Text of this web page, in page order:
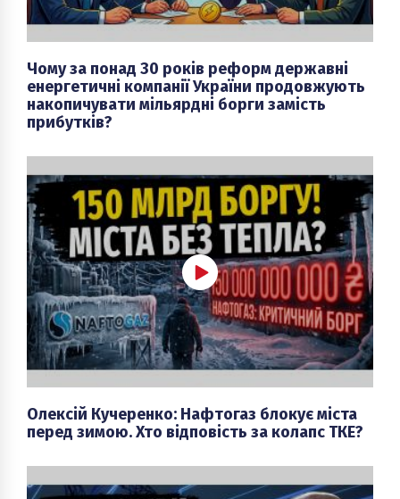
Чому за понад 30 років реформ державні
енергетичні компанії України продовжують
накопичувати мільярдні борги замість
прибутків?
Олексій Кучеренко: Нафтогаз блокує міста
перед зимою. Хто відповість за колапс ТКЕ?